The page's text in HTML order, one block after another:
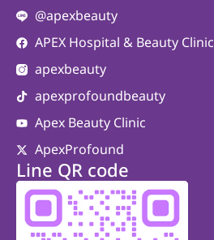
@apexbeauty
APEX Hospital & Beauty Clinic
apexbeauty
apexprofoundbeauty
Apex Beauty Clinic
ApexProfound
Line QR code